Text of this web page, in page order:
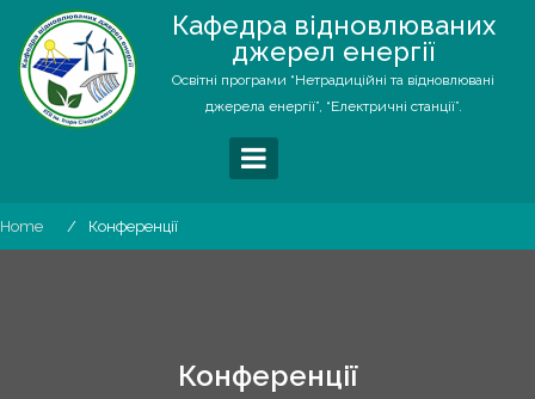
content
Кафедра відновлюваних
джерел енергії
Освітні програми “Нетрадиційні та відновлювані
джерела енергії”, “Електричні станції”.
Home Конференції
Конференції